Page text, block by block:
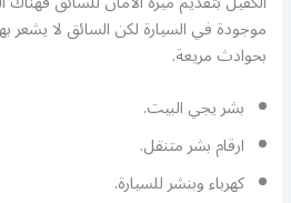
موجودة في السيارة لكن السائق لا يشعر
بحوادث مريعة.
بشر يجي البيت.
ارقام بشر متنقل.
كهرباء وبنشر للسيارة.